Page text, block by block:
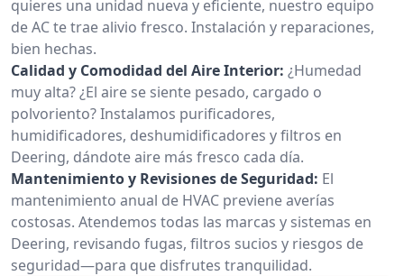
quieres una unidad nueva y eficiente, nuestro equipo
de AC te trae alivio fresco. Instalación y reparaciones,
bien hechas.
Calidad y Comodidad del Aire Interior: ¿Humedad
muy alta? ¿El aire se siente pesado, cargado o
polvoriento? Instalamos purificadores,
humidificadores, deshumidificadores y filtros en
Deering, dándote aire más fresco cada día.
Mantenimiento y Revisiones de Seguridad: El
mantenimiento anual de HVAC previene averías
costosas. Atendemos todas las marcas y sistemas en
Deering, revisando fugas, filtros sucios y riesgos de
seguridad—para que disfrutes tranquilidad.